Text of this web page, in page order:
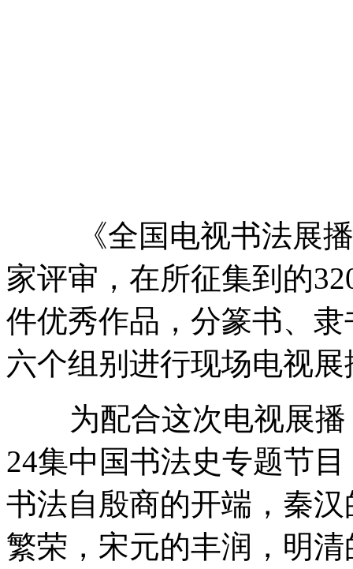
《全国电视书法展播
家评审，在所征集到的
件优秀作品，分篆书、
六个组别进行现场电视展
为配合这次电视展播
24集中国书法史专题节
书法自殷商的开端，秦
繁荣，宋元的丰润，明